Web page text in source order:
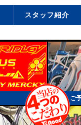
スタッフ紹介
ご